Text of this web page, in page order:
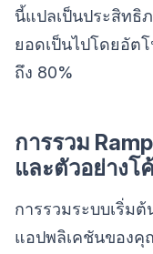
นี้แปลเป็นประสิทธิ
ยอดเป็นไปโดยอัต
ถึง 80%
การรวม
และตัวอย่างโ
การรวมระบบเริ่ม
แอปพลิเคชันของ